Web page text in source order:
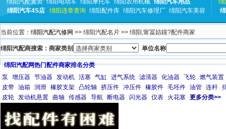
绵阳汽配黄页 绵阳电动车 绵阳摩托车 绵阳农用机械 绵阳汽车用品
绵阳汽车4S店
绵阳违章查询 绵阳配件库 绵阳汽车修理厂 绵阳汽车美容
绵
当前位置： 绵阳汽配汽修网 >> 绵阳汽配名片 >> 绵阳,甯冨姞钂?配件商家
绵阳汽配商搜索：商家类别 单位名称
绵阳汽配网热门配件商家排名分类
泵
增压器 节油器 发动机 活塞 气缸 进气系统 滤清器 化油器 飞轮 燃气装置
皮带 油箱 润滑 橡胶支架 凸轮轴 挤压件 冲压件 橡胶件 毛坯件 油管 连杆
皮轮 发动机悬置 曲轴 传感器 导航 断电器 闪光器 仪表 火花塞 更多分类>>